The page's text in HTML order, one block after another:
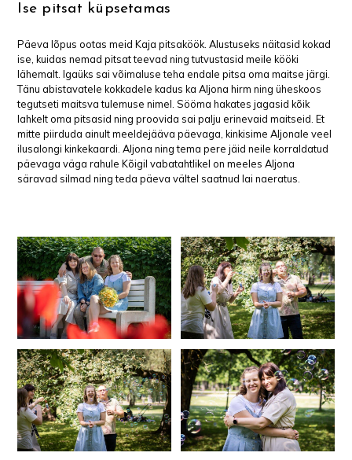
Ise pitsat küpsetamas
Päeva lõpus ootas meid Kaja pitsaköök. Alustuseks näitasid kokad
ise, kuidas nemad pitsat teevad ning tutvustasid meile kööki
lähemalt. Igaüks sai võimaluse teha endale pitsa oma maitse järgi.
Tänu abistavatele kokkadele kadus ka Aljona hirm ning üheskoos
tegutseti maitsva tulemuse nimel. Sööma hakates jagasid kõik
lahkelt oma pitsasid ning proovida sai palju erinevaid maitseid. Et
mitte piirduda ainult meeldejääva päevaga, kinkisime Aljonale veel
ilusalongi kinkekaardi. Aljona ning tema pere jäid neile korraldatud
päevaga väga rahule Kõigil vabatahtlikel on meeles Aljona
säravad silmad ning teda päeva vältel saatnud lai naeratus.